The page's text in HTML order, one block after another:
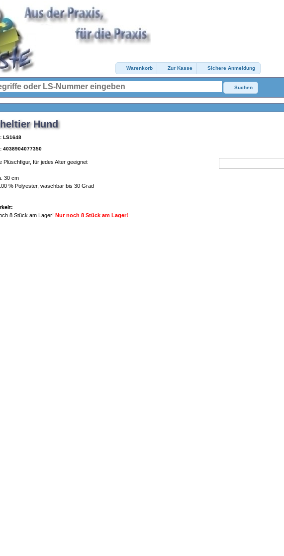
Warenkorb Zur Kasse Sichere Anmeldung
Suchen
Hund
LS1648
4038904077350
Plüschfigur, für jedes Alter geeignet
30 cm
% Polyester, waschbar bis 30 Grad
Nur noch 8 Stück am Lager!